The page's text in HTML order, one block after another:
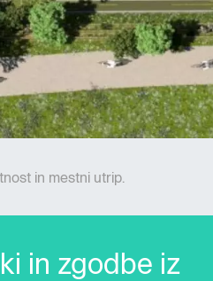
in mestni utrip.
in zgodbe iz